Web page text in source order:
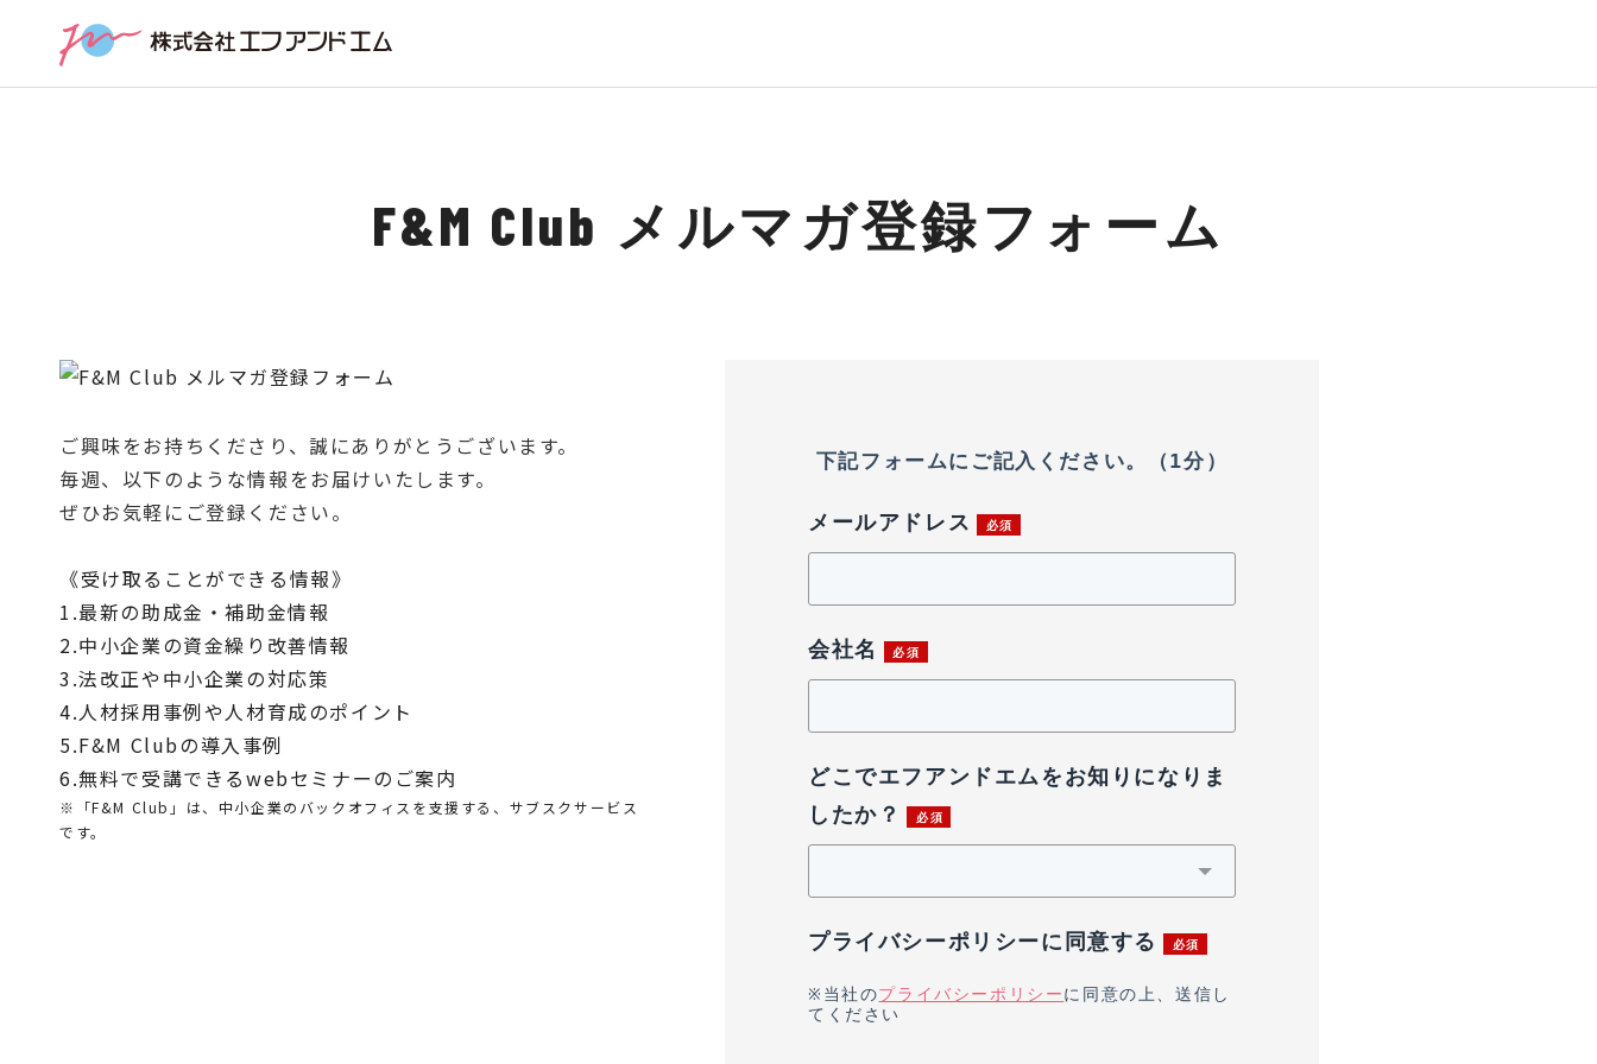
F&M Club メルマガ登録フォーム
ご興味をお持ちくださり、誠にありがとうございます。
毎週、以下のような情報をお届けいたします。
ぜひお気軽にご登録ください。
《受け取ることができる情報》
1.最新の助成金・補助金情報
2.中小企業の資金繰り改善情報
3.法改正や中小企業の対応策
4.人材採用事例や人材育成のポイント
5.F&M Clubの導入事例
6.無料で受講できるwebセミナーのご案内
※「F&M Club」は、中小企業のバックオフィスを支援する、サブスクサービス
です。
下記フォームにご記入ください。（1分）
メールアドレス
会社名
どこでエフアンドエムをお知りになりま
したか？
プライバシーポリシーに同意する
※当社のプライバシーポリシーに同意の上、送信し
てください